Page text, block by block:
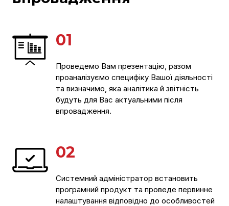
01
Проведемо Вам презентацію, разом
проаналізуємо специфіку Вашої діяльності
та визначимо, яка аналітика й звітність
будуть для Вас актуальними після
впровадження.
02
Системний адміністратор встановить
програмний продукт та проведе первинне
налаштування відповідно до особливостей